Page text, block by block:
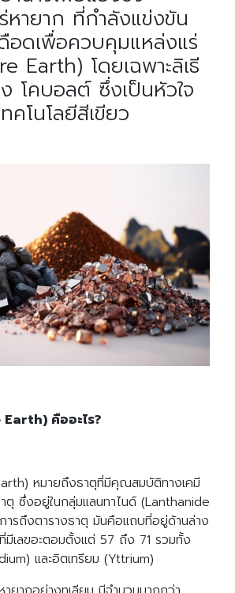
หายาก ที่กำลังแข่งขัน
อดเพื่อควบคุมแหล่งแร่
Earth) โดยเฉพาะลิเธี
โคบอลต์ ซึ่งเป็นหัวใจ
โนโลยีสีเขียว
Earth) คืออะไร?
หมายถึงธาตุที่มีคุณสมบัติทางเคมี
ตุ ซึ่งอยู่ในกลุ่มแลนทาไนด์ (Lanthanide
ารถึงตารางธาตุ มันคือแถบที่อยู่ด้านล่าง
เลขอะตอมตั้งแต่ 57 ถึง 71 รวมทั้ง
และอิตเทรียม (Yttrium)